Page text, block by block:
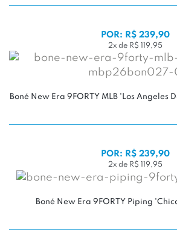
POR: R$ 239,90
2x de R$ 119,95
Boné New Era 9FORTY MLB 'Los Angeles
POR: R$ 239,90
2x de R$ 119,95
Boné New Era 9FORTY Piping